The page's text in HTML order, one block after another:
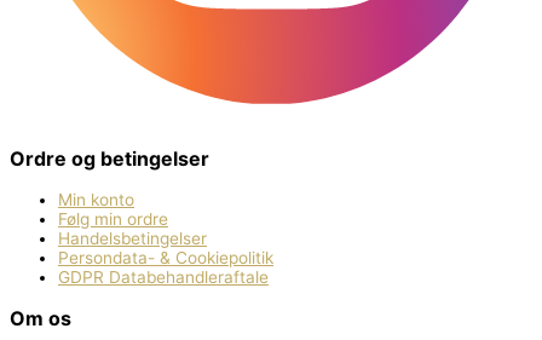
Ordre og betingelser
Min konto
Følg min ordre
Handelsbetingelser
Persondata- & Cookiepolitik
GDPR Databehandleraftale
Om os